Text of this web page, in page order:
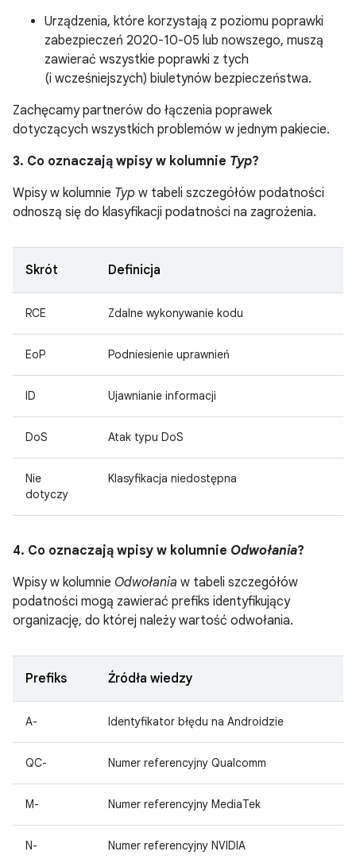
Urządzenia, które korzystają z poziomu poprawki
zabezpieczeń 2020-10-05 lub nowszego, muszą
zawierać wszystkie poprawki z tych
(i wcześniejszych) biuletynów bezpieczeństwa.
Zachęcamy partnerów do łączenia poprawek
dotyczących wszystkich problemów w jednym pakiecie.
3. Co oznaczają wpisy w kolumnie Typ?
Wpisy w kolumnie Typ w tabeli szczegółów podatności
odnoszą się do klasyfikacji podatności na zagrożenia.
Skrót Definicja
RCE Zdalne wykonywanie kodu
EoP Podniesienie uprawnień
ID Ujawnianie informacji
DoS Atak typu DoS
Nie
dotyczy
Klasyfikacja niedostępna
4. Co oznaczają wpisy w kolumnie Odwołania?
Wpisy w kolumnie Odwołania w tabeli szczegółów
podatności mogą zawierać prefiks identyfikujący
organizację, do której należy wartość odwołania.
Prefiks Źródła wiedzy
A- Identyfikator błędu na Androidzie
QC- Numer referencyjny Qualcomm
M- Numer referencyjny MediaTek
N- Numer referencyjny NVIDIA